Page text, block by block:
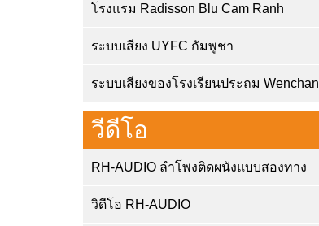
โรงแรม Radisson Blu Cam Ranh
ระบบเสียง UYFC กัมพูชา
ระบบเสียงของโรงเรียนประถม
วีดีโอ
RH-AUDIO ลำโพงติดผนังแบบสองทาง
วิดีโอ RH-AUDIO